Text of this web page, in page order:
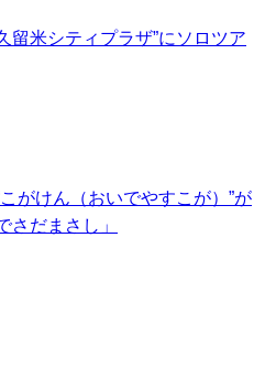
留米シティプラザ”にソロツア
がけん（おいでやすこが）”が
さだまさし」